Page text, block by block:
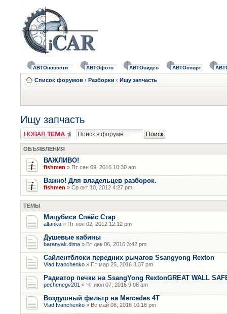
АВТОновости АВТОфото АВТОвидео АВТОспорт
Список форумов ‹ Разборки ‹ Ищу запчасть
Ищу запчасть
Новая тема
ОБЪЯВЛЕНИЯ
ВАЖЛИВО!
fishmen » Пт сен 09, 2016 10:30 am
Важно! Для владельцев разборок.
fishmen » Ср окт 10, 2012 4:27 pm
ТЕМЫ
Мицубиси Спейс Стар
altanka » Пт ноя 02, 2012 12:12 pm
Душевые кабины
baranyak.dima » Вт дек 06, 2016 3:42 pm
Сайлентблоки передних рычагов Ssangyong Rexton
Vlad.Ivanchenko » Пт мар 25, 2016 3:37 pm
Радиатор печки на SsangYong RextonGREAT WALL
pechenegv201 » Чт июл 07, 2016 9:08 am
Воздушный фильтр на Mercedes 4T
Vlad.Ivanchenko » Вс май 08, 2016 10:16 pm